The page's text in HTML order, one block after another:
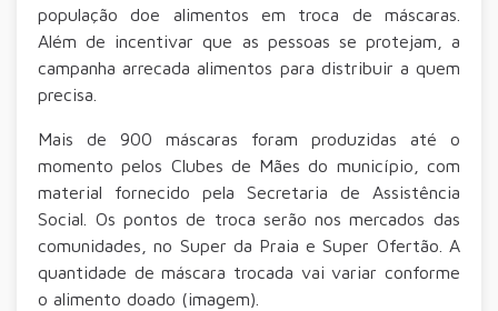
população doe alimentos em troca de máscaras.
Além de incentivar que as pessoas se protejam, a
campanha arrecada alimentos para distribuir a quem
precisa.
Mais de 900 máscaras foram produzidas até o
momento pelos Clubes de Mães do município, com
material fornecido pela Secretaria de Assistência
Social. Os pontos de troca serão nos mercados das
comunidades, no Super da Praia e Super Ofertão. A
quantidade de máscara trocada vai variar conforme
o alimento doado (imagem).